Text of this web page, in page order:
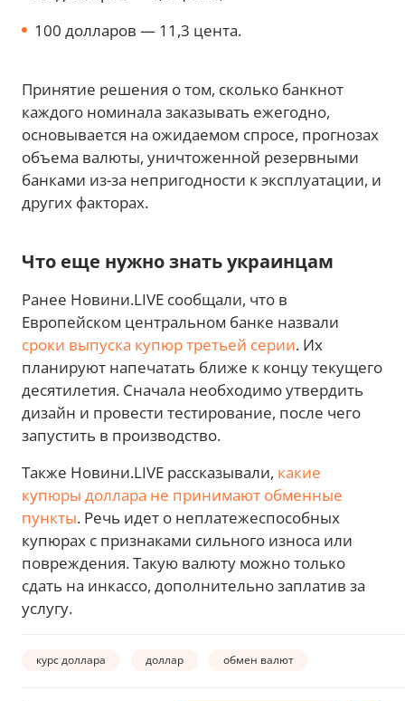
100 долларов — 11,3 цента.
Принятие решения о том, сколько банкнот
каждого номинала заказывать ежегодно,
основывается на ожидаемом спросе, прогнозах
объема валюты, уничтоженной резервными
банками из-за непригодности к эксплуатации, и
других факторах.
Что еще нужно знать украинцам
Ранее Новини.LIVE сообщали, что в
Европейском центральном банке назвали
сроки выпуска купюр третьей серии. Их
планируют напечатать ближе к концу текущего
десятилетия. Сначала необходимо утвердить
дизайн и провести тестирование, после чего
запустить в производство.
Также Новини.LIVE рассказывали, какие
купюры доллара не принимают обменные
пункты. Речь идет о неплатежеспособных
купюрах с признаками сильного износа или
повреждения. Такую валюту можно только
сдать на инкассо, дополнительно заплатив за
услугу.
курс доллара доллар обмен валют